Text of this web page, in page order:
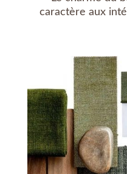
caractère aux